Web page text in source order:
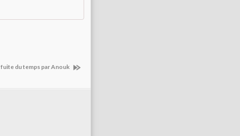
du temps par Anouk